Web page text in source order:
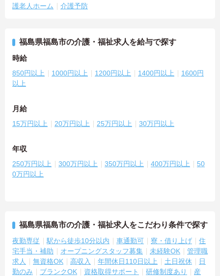
護老人ホーム
介護予防
福島県福島市の介護・福祉求人を給与で探す
時給
850円以上 1000円以上 1200円以上 1400円以上
1600円
以上
月給
15万円以上 20万円以上 25万円以上 30万円以上
年収
250万円以上 300万円以上 350万円以上 400万円以上
50
0万円以上
福島県福島市の介護・福祉求人をこだわり条件で探す
夜勤専従 駅から徒歩10分以内 車通勤可 寮・借り上げ
住
宅手当・補助
オープニングスタッフ募集 未経験OK
管理職
求人
無資格OK 高収入 年間休日110日以上 土日祝休
日
勤のみ
ブランクOK 資格取得サポート 研修制度あり
産